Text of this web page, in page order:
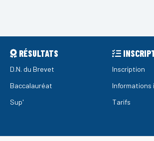
RÉSULTATS
D.N. du Brevet
Baccalauréat
Sup'
Inscription
Informations
Tarifs